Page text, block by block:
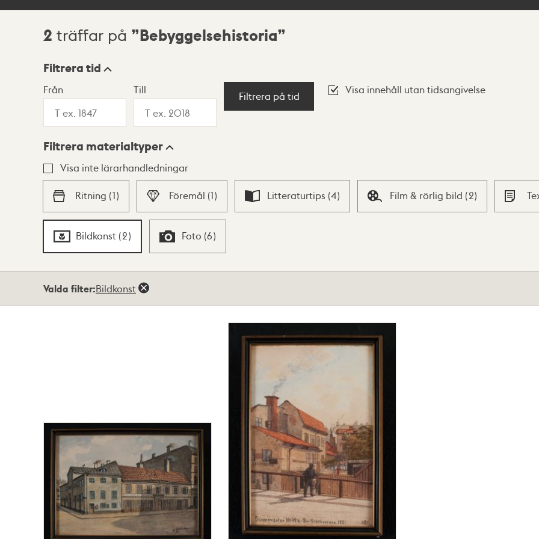
Sökresultat
2 träffar på Bebyggelsehistoria
Visningsläge
Lista Karta
Filtrera tid
Från Till
Filtrera på tid
Visa innehåll utan tidsangivelse
Filtrera materialtyper
Visa inte lärarhandledningar
Ritning (1) Föremål (1) Litteraturtips (4) Film & rörlig bild (2)
Bildkonst (2) Foto (6)
Valda filter:Bildkonst